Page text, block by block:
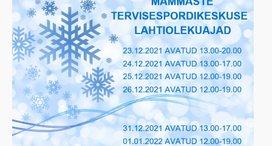
Ettevõtetele
Üritused
Hinnakiri
Asukoht ja kontakt